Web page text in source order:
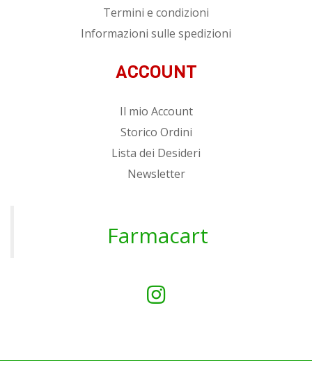
Termini e condizioni
Informazioni sulle spedizioni
ACCOUNT
Il mio Account
Storico Ordini
Lista dei Desideri
Newsletter
Farmacart